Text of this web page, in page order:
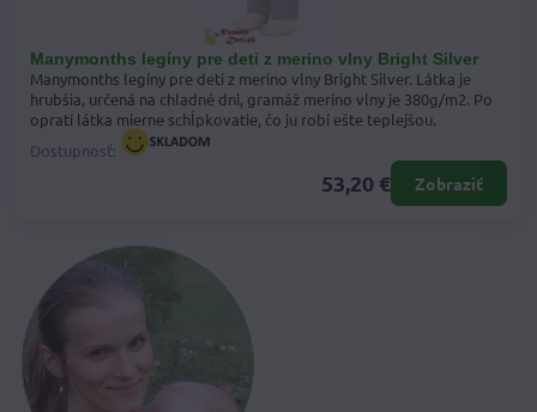
Manymonths legíny pre deti z merino vlny Bright Silver
Manymonths legíny pre deti z merino vlny Bright Silver. Látka je
hrubšia, určená na chladné dni, gramáž merino vlny je 380g/m2. Po
opratí látka mierne schĺpkovatie, čo ju robí ešte teplejšou.
Dostupnosť:
53,20 € Zobraziť